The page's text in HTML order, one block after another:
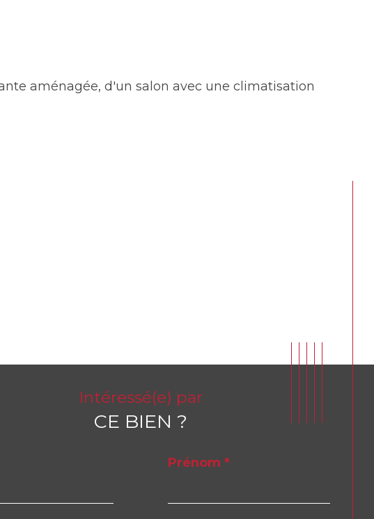
aménagée, d'un salon avec une climatisation
Intéressé(e) par
CE BIEN ?
Prénom *